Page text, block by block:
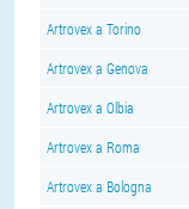
Artrovex a Torino
Artrovex a Genova
Artrovex a Olbia
Artrovex a Roma
Artrovex a Bologna